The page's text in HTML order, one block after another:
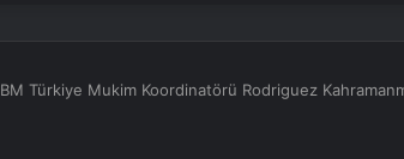
BM Türkiye Mukim Koordinatörü Rodriguez